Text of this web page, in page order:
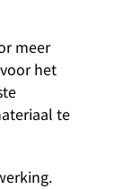
meer
het
te